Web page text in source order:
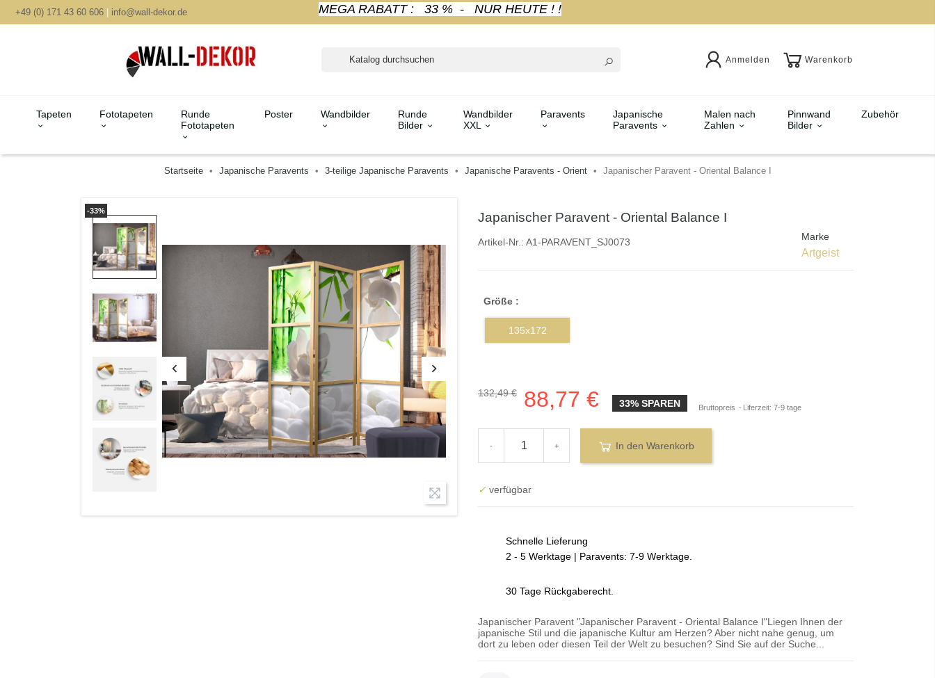
+49 (0) 171 43 60 606 | info@wall-dekor.de MEGA RABATT : 33 % - NUR HEUTE ! !
Anmelden Warenkorb
Tapeten Fototapeten
Runde
Fototapeten
Poster Wandbilder
Runde
Bilder
Wandbilder
XXL
Paravents
Japanische
Paravents
Malen nach
Zahlen
Pinnwand
Bilder
Zubehör
Startseite Japanische Paravents 3-teilige Japanische Paravents Japanische Paravents - Orient Japanischer Paravent - Oriental Balance I
-33% Japanischer Paravent - Oriental Balance I
Artikel-Nr.: A1-PARAVENT_SJ0073 Marke
Artgeist
Größe :
135x172
132,49 € 88,77 € 33% SPAREN Bruttopreis Liferzeit: 7-9 tage
- + In den Warenkorb
✓ verfügbar
Schnelle Lieferung
2 - 5 Werktage | Paravents: 7-9 Werktage.
30 Tage Rückgaberecht.
Japanischer Paravent "Japanischer Paravent - Oriental Balance I"Liegen Ihnen der
japanische Stil und die japanische Kultur am Herzen? Aber nicht nahe genug, um
dort zu leben oder diesen Teil der Welt zu besuchen? Sind Sie auf der Suche...